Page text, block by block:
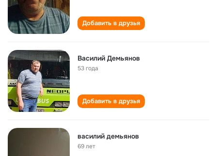
Добавить в друзья
Василий Демьянов
53 года
Добавить в друзья
василий демьянов
69 лет